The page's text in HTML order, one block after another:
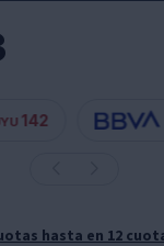
142
hasta en 12